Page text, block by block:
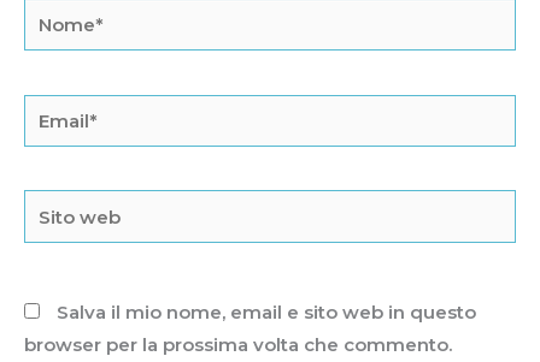
Nome*
Email*
Sito
web
Salva il mio nome, email e sito web in questo
browser per la prossima volta che commento.